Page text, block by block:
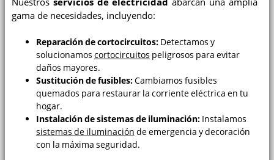
gama de necesidades, incluyendo:
Reparación de cortocircuitos:Detectamos y
solucionamos cortocircuitos peligrosos para evitar
daños mayores.
Sustitución de fusibles:Cambiamos fusibles
quemados para restaurar la corriente eléctrica en tu
hogar.
Instalación de sistemas de iluminación:Instalamos
sistemas de iluminación de emergencia y decoración
con la máxima seguridad.